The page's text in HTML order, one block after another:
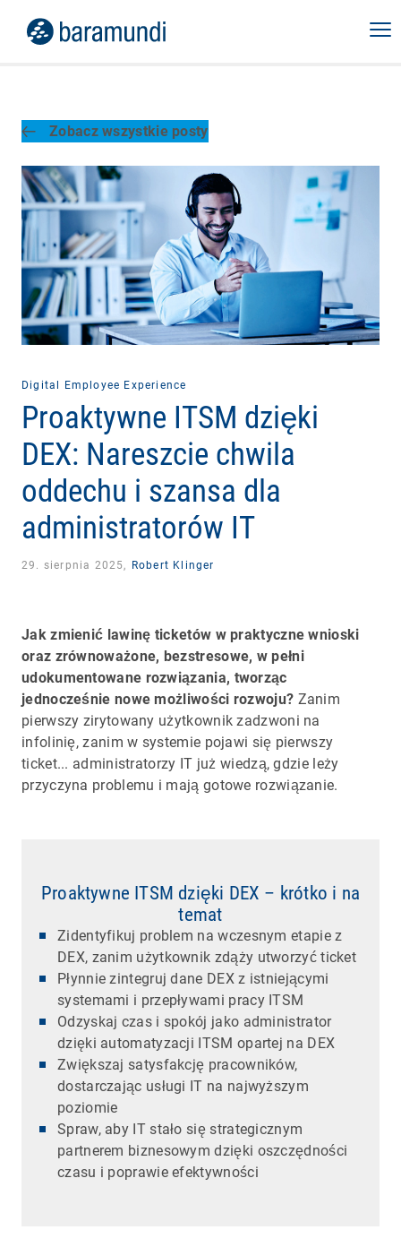
Zobacz wszystkie posty
Digital Employee Experience
Proaktywne ITSM dzięki
DEX: Nareszcie chwila
oddechu i szansa dla
administratorów IT
29. sierpnia 2025, Robert Klinger
Jak zmienić lawinę ticketów w praktyczne wnioski
oraz zrównoważone, bezstresowe, w pełni
udokumentowane rozwiązania, tworząc
jednocześnie nowe możliwości rozwoju? Zanim
pierwszy zirytowany użytkownik zadzwoni na
infolinię, zanim w systemie pojawi się pierwszy
ticket... administratorzy IT już wiedzą, gdzie leży
przyczyna problemu i mają gotowe rozwiązanie.
Proaktywne ITSM dzięki DEX – krótko i na
temat
Zidentyfikuj problem na wczesnym etapie z
DEX, zanim użytkownik zdąży utworzyć ticket
Płynnie zintegruj dane DEX z istniejącymi
systemami i przepływami pracy ITSM
Odzyskaj czas i spokój jako administrator
dzięki automatyzacji ITSM opartej na DEX
Zwiększaj satysfakcję pracowników,
dostarczając usługi IT na najwyższym
poziomie
Spraw, aby IT stało się strategicznym
partnerem biznesowym dzięki oszczędności
czasu i poprawie efektywności